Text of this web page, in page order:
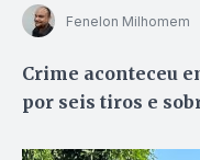
Fenelon Milhomem
Crime aconteceu
por seis tiros e